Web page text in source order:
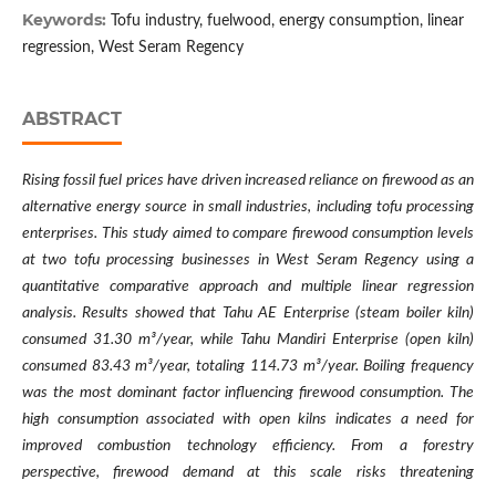
Keywords:
Tofu industry, fuelwood, energy consumption, linear
regression, West Seram Regency
ABSTRACT
Rising fossil fuel prices have driven increased reliance on firewood as an
alternative energy source in small industries, including tofu processing
enterprises. This study aimed to compare firewood consumption levels
at two tofu processing businesses in West Seram Regency using a
quantitative comparative approach and multiple linear regression
analysis. Results showed that Tahu AE Enterprise (steam boiler kiln)
consumed 31.30 m³/year, while Tahu Mandiri Enterprise (open kiln)
consumed 83.43 m³/year, totaling 114.73 m³/year. Boiling frequency
was the most dominant factor influencing firewood consumption. The
high consumption associated with open kilns indicates a need for
improved combustion technology efficiency. From a forestry
perspective, firewood demand at this scale risks threatening